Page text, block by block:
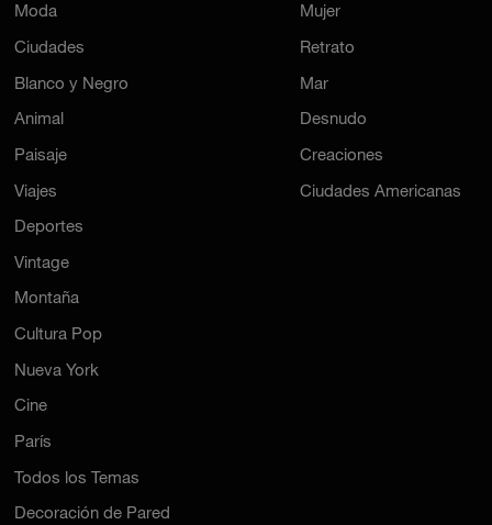
Moda
Ciudades
Blanco y Negro
Animal
Paisaje
Viajes
Deportes
Mujer
Retrato
Mar
Desnudo
Creaciones
Ciudades Americanas
Vintage
Montaña
Cultura Pop
Nueva York
Cine
París
Todos los Temas
Decoración de Pared